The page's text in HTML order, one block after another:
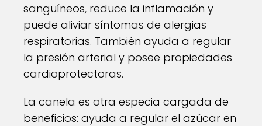
sanguíneos, reduce la inflamación y
puede aliviar síntomas de alergias
respiratorias. También ayuda a regular
la presión arterial y posee propiedades
cardioprotectoras.
La canela es otra especia cargada de
beneficios: ayuda a regular el azúcar en